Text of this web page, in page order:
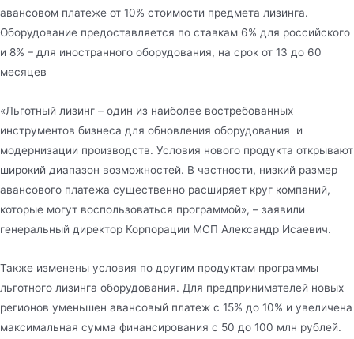
авансовом платеже от 10% стоимости предмета лизинга.
Оборудование предоставляется по ставкам 6% для российского
и 8% – для иностранного оборудования, на срок от 13 до 60
месяцев
«Льготный лизинг – один из наиболее востребованных
инструментов бизнеса для обновления оборудования и
модернизации производств. Условия нового продукта открывают
широкий диапазон возможностей. В частности, низкий размер
авансового платежа существенно расширяет круг компаний,
которые могут воспользоваться программой», – заявили
генеральный директор Корпорации МСП Александр Исаевич.
Также изменены условия по другим продуктам программы
льготного лизинга оборудования. Для предпринимателей новых
регионов уменьшен авансовый платеж с 15% до 10% и увеличена
максимальная сумма финансирования с 50 до 100 млн рублей.